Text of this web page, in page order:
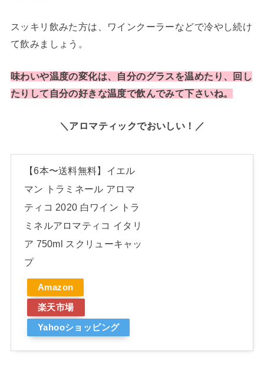
スッキリ飲みた方は、ワインクーラーなどで冷やし続け
て飲みましょう。
味わいや温度の変化は、自分のグラスを温めたり、回し
たりして自分の好きな温度で飲んでみて下さいね。
＼アロマティックでおいしい！／
【6本〜送料無料】イエル
マン トラミネール アロマ
ティコ 2020 白ワイン トラ
ミネルアロマティコ イタリ
ア 750ml スクリューキャッ
プ
Amazon
楽天市場
Yahooショッピング